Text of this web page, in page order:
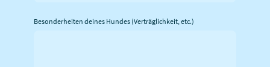
Besonderheiten deines Hundes (Verträglichkeit, etc.)